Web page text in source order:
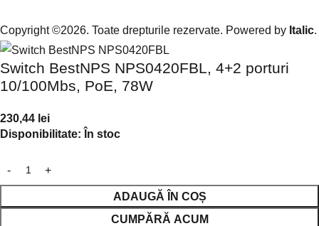
Copyright ©2026. Toate drepturile rezervate. Powered by Italic.
Switch BestNPS NPS0420FBL, 4+2 porturi
10/100Mbs, PoE, 78W
230,44 lei
Disponibilitate: În stoc
ADAUGĂ ÎN COȘ
CUMPĂRĂ ACUM